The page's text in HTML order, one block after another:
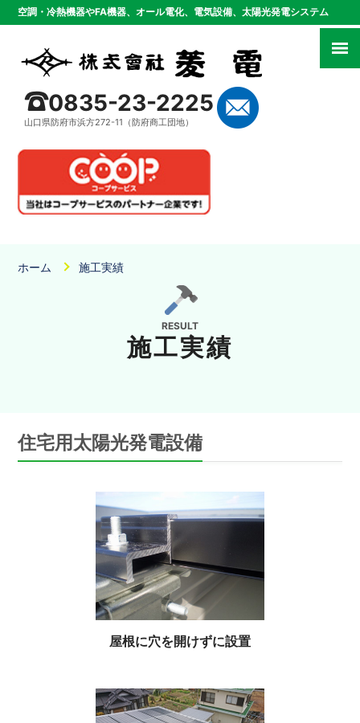
空調・冷熱機器やFA機器、オール電化、電気設備、太陽光発電システム
0835-23-2225
山口県防府市浜方272-11（防府商工団地）
ホーム 施工実績
RESULT
施工実績
住宅用太陽光発電設備
屋根に穴を開けずに設置